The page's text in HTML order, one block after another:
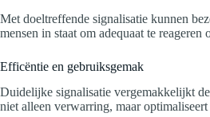
Met doeltreffende signalisatie kunnen
mensen in staat om adequaat te
Efficëntie en gebruiksgemak
Duidelijke signalisatie vergemakkelijkt
niet alleen verwarring, maar